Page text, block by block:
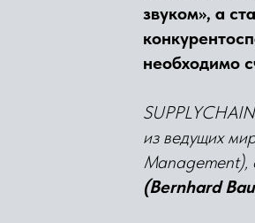
звуком», а
необходимо
из ведущих
Management),
(Bernhard